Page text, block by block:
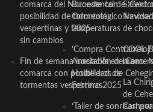
comarca del Noroeste con
posibilidad de tormentas
vespertinas y temperaturas
sin cambios
Fin de semana inestable en la
comarca con posibilidad de
tormentas vespertinas
Bucodental de
Odontológico
2025
‘Compra
Asociación de
Hosteleros de
Febrero 2025
‘Taller de sonrisas’
de
COOL
mano.
La
de